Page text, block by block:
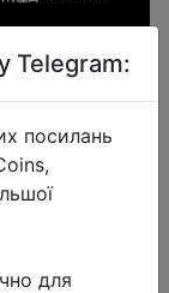
Telegram:
посилань
для